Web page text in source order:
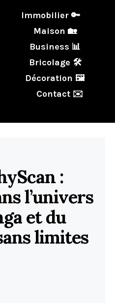
Immobilier 🔑
Maison 🏡
Business 📊
Bricolage 🛠️
Décoration 🖼️
Contact ✉️
:
l’univers
et du
limites